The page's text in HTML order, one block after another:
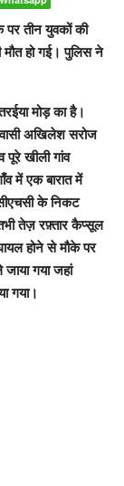
पर तीन युवकों की
हो गई। पुलिस ने
मोड़ का है।
अखिलेश सरोज
पूरे खीली गांव
में एक बारात में
के निकट
तेज़ रफ़्तार कैप्सूल
होने से मौके पर
गया जहां
गया।